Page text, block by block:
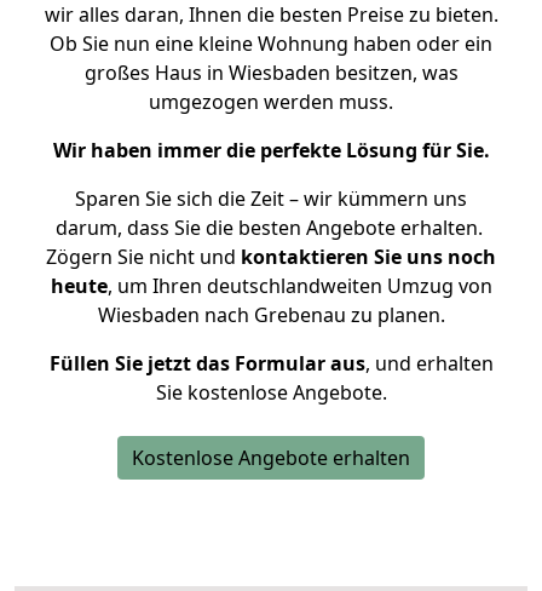
wir alles daran, Ihnen die besten Preise zu bieten.
Ob Sie nun eine kleine Wohnung haben oder ein
großes Haus in Wiesbaden besitzen, was
umgezogen werden muss.
Wir haben immer die perfekte Lösung für Sie.
Sparen Sie sich die Zeit – wir kümmern uns
darum, dass Sie die besten Angebote erhalten.
Zögern Sie nicht und kontaktieren Sie uns noch
heute, um Ihren deutschlandweiten Umzug von
Wiesbaden nach Grebenau zu planen.
Füllen Sie jetzt das Formular aus, und erhalten
Sie kostenlose Angebote.
Kostenlose Angebote erhalten